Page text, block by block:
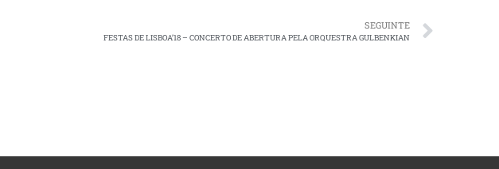
SEGUINTE
FESTAS DE LISBOA’18 – CONCERTO DE ABERTURA PELA ORQUESTRA GULBENKIAN